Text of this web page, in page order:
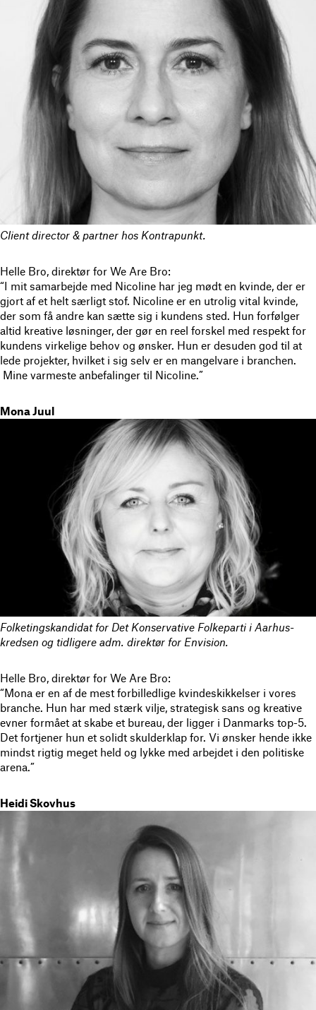
Client director & partner hos Kontrapunkt.
Helle Bro, direktør for We Are Bro:
“I mit samarbejde med Nicoline har jeg mødt en kvinde, der er
gjort af et helt særligt stof. Nicoline er en utrolig vital kvinde,
der som få andre kan sætte sig i kundens sted. Hun forfølger
altid kreative løsninger, der gør en reel forskel med respekt for
kundens virkelige behov og ønsker. Hun er desuden god til at
lede projekter, hvilket i sig selv er en mangelvare i branchen.
Mine varmeste anbefalinger til Nicoline.”
Mona Juul
Folketingskandidat for Det Konservative Folkeparti i Aarhus-
kredsen og tidligere adm. direktør for Envision.
Helle Bro, direktør for We Are Bro:
“Mona er en af de mest forbilledlige kvindeskikkelser i vores
branche. Hun har med stærk vilje, strategisk sans og kreative
evner formået at skabe et bureau, der ligger i Danmarks top-5.
Det fortjener hun et solidt skulderklap for. Vi ønsker hende ikke
mindst rigtig meget held og lykke med arbejdet i den politiske
arena.”
Heidi Skovhus